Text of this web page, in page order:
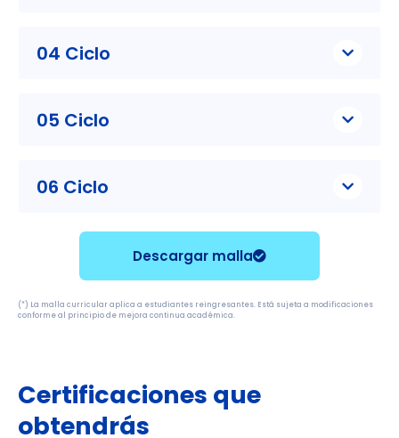
04 Ciclo
05 Ciclo
06 Ciclo
Descargar malla
(*) La malla curricular aplica a estudiantes reingresantes. Está sujeta a modificaciones
conforme al principio de mejora continua académica.
Certificaciones que
obtendrás